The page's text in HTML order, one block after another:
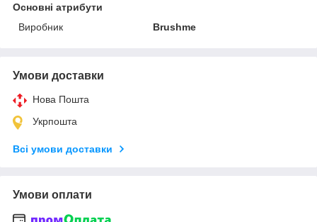
Основні атрибути
Виробник
Brushme
Умови доставки
Нова Пошта
Укрпошта
Всі умови доставки
Умови оплати